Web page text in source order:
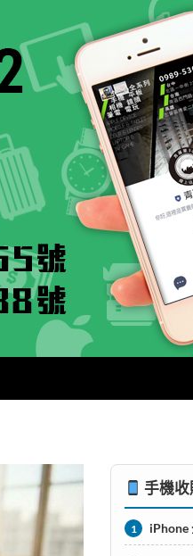
手機
1 iPhone